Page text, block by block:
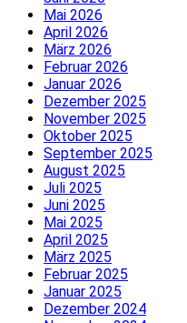
Mai 2026
April 2026
März 2026
Februar 2026
Januar 2026
Dezember 2025
November 2025
Oktober 2025
September 2025
August 2025
Juli 2025
Juni 2025
Mai 2025
April 2025
März 2025
Februar 2025
Januar 2025
Dezember 2024